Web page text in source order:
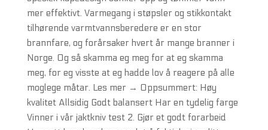
mer effektivt. Varmegang i støpsler og stikkontakt
tilhørende varmtvannsberedere er en stor
brannfare, og forårsaker hvert år mange branner i
Norge. Og så skamma eg meg for at eg skamma
meg, for eg visste at eg hadde lov å reagere på alle
moglege måtar. Les mer → Oppsummert: Høy
kvalitet Allsidig Godt balansert Har en tydelig farge
Vinner i vår jaktkniv test 2. Gjør et godt forarbeid